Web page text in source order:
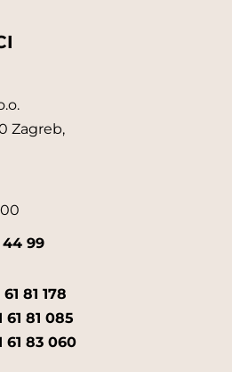
Zagreb,
99
81 178
81 085
61 83 060